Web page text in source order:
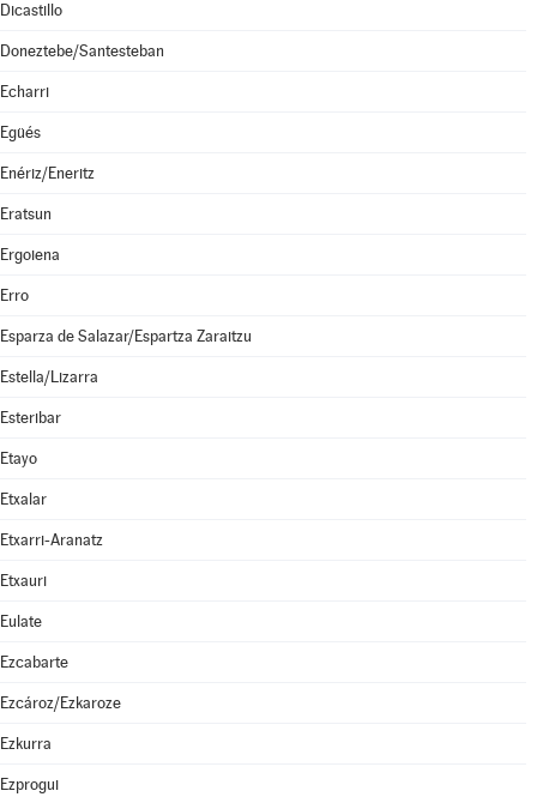
Dicastillo
Doneztebe/Santesteban
Echarri
Egüés
Enériz/Eneritz
Eratsun
Ergoiena
Erro
Esparza de Salazar/Espartza Zaraitzu
Estella/Lizarra
Esteribar
Etayo
Etxalar
Etxarri-Aranatz
Etxauri
Eulate
Ezcabarte
Ezcároz/Ezkaroze
Ezkurra
Ezprogui